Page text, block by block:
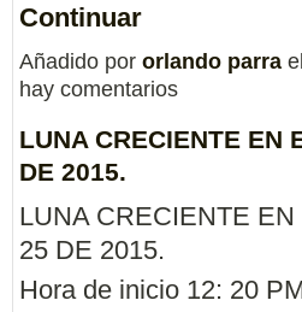
Continuar
Añadido por orlando parra
hay comentarios
LUNA CRECIENTE EN
DE 2015.
LUNA CRECIENTE
25 DE 2015.
Hora de inicio 12: 20